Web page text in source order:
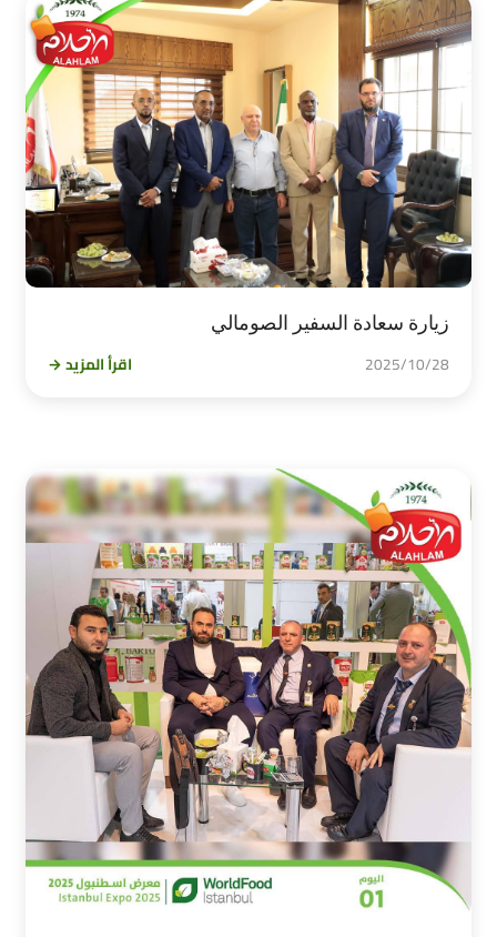
زيارة سعادة السفير الصومالي
2025/10/28 اقرأ المزيد →